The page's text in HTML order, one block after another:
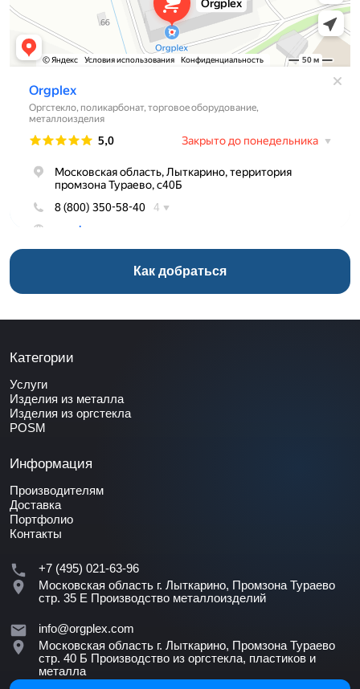
Как добраться
Категории
Услуги
Изделия из металла
Изделия из оргстекла
POSM
Информация
Производителям
Доставка
Портфолио
Контакты
+7 (495) 021-63-96
Московская область г. Лыткарино, Промзона Тураево
стр. 35 Е Производство металлоизделий
info@orgplex.com
Московская область г. Лыткарино, Промзона Тураево
стр. 40 Б Производство из оргстекла, пластиков и
металла